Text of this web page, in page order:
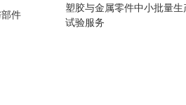
件
塑胶与金属零件中小批量生
试验服务